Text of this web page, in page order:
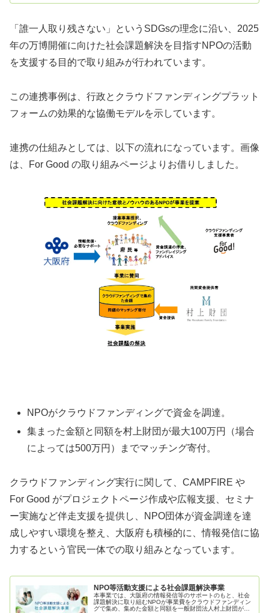
「誰一人取り残さない」というSDGsの理念に沿い、2025
年の万博開催に向けた社会課題解決を目指すNPOの活動
を支援する目的で取り組みが行われています。
この連携事例は、行政とクラウドファンディングプラット
フォームの効果的な協働モデルを示しています。
連携の仕組みとしては、以下の流れになっています。画像
は、For Good の取り組みページよりお借りしました。
NPOがクラウドファンディングで資金を調達。
集まった金額と同額を村上財団が最大100万円（場合
によっては500万円）までマッチング寄付。
クラウドファンディング実行に関して、CAMPFIRE や
For Good がプロジェクトページ作成や広報支援、セミナ
ー実施など伴走支援を提供し、NPO団体が資金調達を達
成しやすい環境を整え、大阪府も積極的に、情報発信に協
力するという官民一体での取り組みとなっています。
NPO等活動支援による社会課題解決事業
本事業では、大阪府の情報発信等のサポートのもと、社会
課題解決に取り組むNPOが事業費をクラウドファンディン
グで集め、集めた金額と同額を一般財団法人村上財団が支